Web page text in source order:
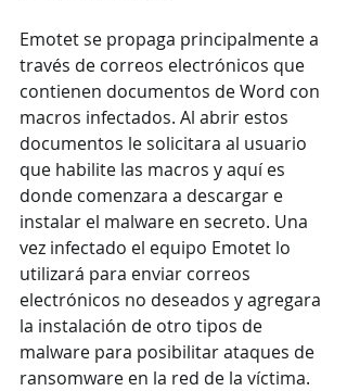
Emotet se propaga principalmente a
través de correos electrónicos que
contienen documentos de Word con
macros infectados. Al abrir estos
documentos le solicitara al usuario
que habilite las macros y aquí es
donde comenzara a descargar e
instalar el malware en secreto. Una
vez infectado el equipo Emotet lo
utilizará para enviar correos
electrónicos no deseados y agregara
la instalación de otro tipos de
malware para posibilitar ataques de
ransomware en la red de la víctima.